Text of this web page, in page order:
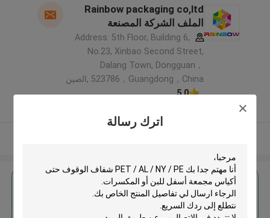
اترك رسالة
Rainbow packaging co,ltd
الملف الشركة المصنعة
Address: 5th Floor, Building 6,
No.23, Xinbao Second Street,
Dalang Town, Dongguan，
523786，Guangdong，China ,الصين
5.0
احصل على افضل سعر ل